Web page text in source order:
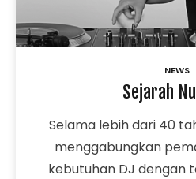
NEWS
Sejarah
Selama lebih dari 40
menggabungkan
kebutuhan DJ dengan